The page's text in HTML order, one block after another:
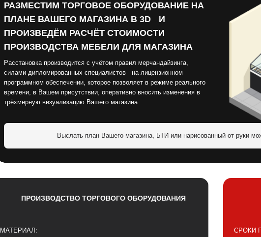
РАЗМЕСТИМ ТОРГОВОЕ ОБОРУДОВАНИЕ НА
ПЛАНЕ ВАШЕГО МАГАЗИНА В 3D И
ПРОИЗВЕДЁМ РАСЧЁТ СТОИМОСТИ
ПРОИЗВОДСТВА МЕБЕЛИ ДЛЯ МАГАЗИНА
Расстановка производится с учётом правил мерчандайзинга,
силами дипломированных специалистов на лицензионном
программном обеспечении, которое позволяет в режиме реального
времени, в Вашем присутствии, оперативно вносить изменения в
трёхмерную визуализацию Вашего магазина
Выслать план Вашего магазина, БТИ или нарисованный от руки
ПРОИЗВОДСТВО ТОРГОВОГО ОБОРУДОВАНИЯ
МАТЕРИАЛ: СРОКИ